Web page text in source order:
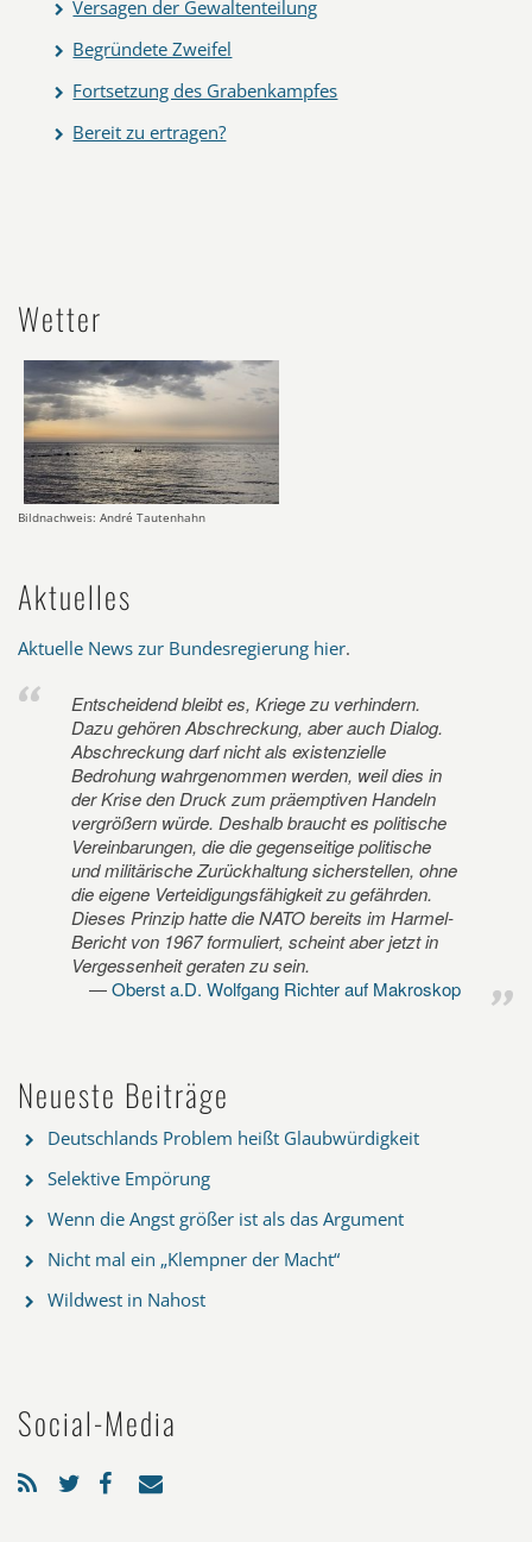
Versagen der Gewaltenteilung
Begründete Zweifel
Fortsetzung des Grabenkampfes
Bereit zu ertragen?
Wetter
Bildnachweis: André Tautenhahn
Aktuelles
Aktuelle News zur Bundesregierung hier.
Entscheidend bleibt es, Kriege zu verhindern.
Dazu gehören Abschreckung, aber auch Dialog.
Abschreckung darf nicht als existenzielle
Bedrohung wahrgenommen werden, weil dies in
der Krise den Druck zum präemptiven Handeln
vergrößern würde. Deshalb braucht es politische
Vereinbarungen, die die gegenseitige politische
und militärische Zurückhaltung sicherstellen, ohne
die eigene Verteidigungsfähigkeit zu gefährden.
Dieses Prinzip hatte die NATO bereits im Harmel-
Bericht von 1967 formuliert, scheint aber jetzt in
Vergessenheit geraten zu sein.
Oberst a.D. Wolfgang Richter auf Makroskop
Neueste Beiträge
Deutschlands Problem heißt Glaubwürdigkeit
Selektive Empörung
Wenn die Angst größer ist als das Argument
Nicht mal ein „Klempner der Macht“
Wildwest in Nahost
Social-Media